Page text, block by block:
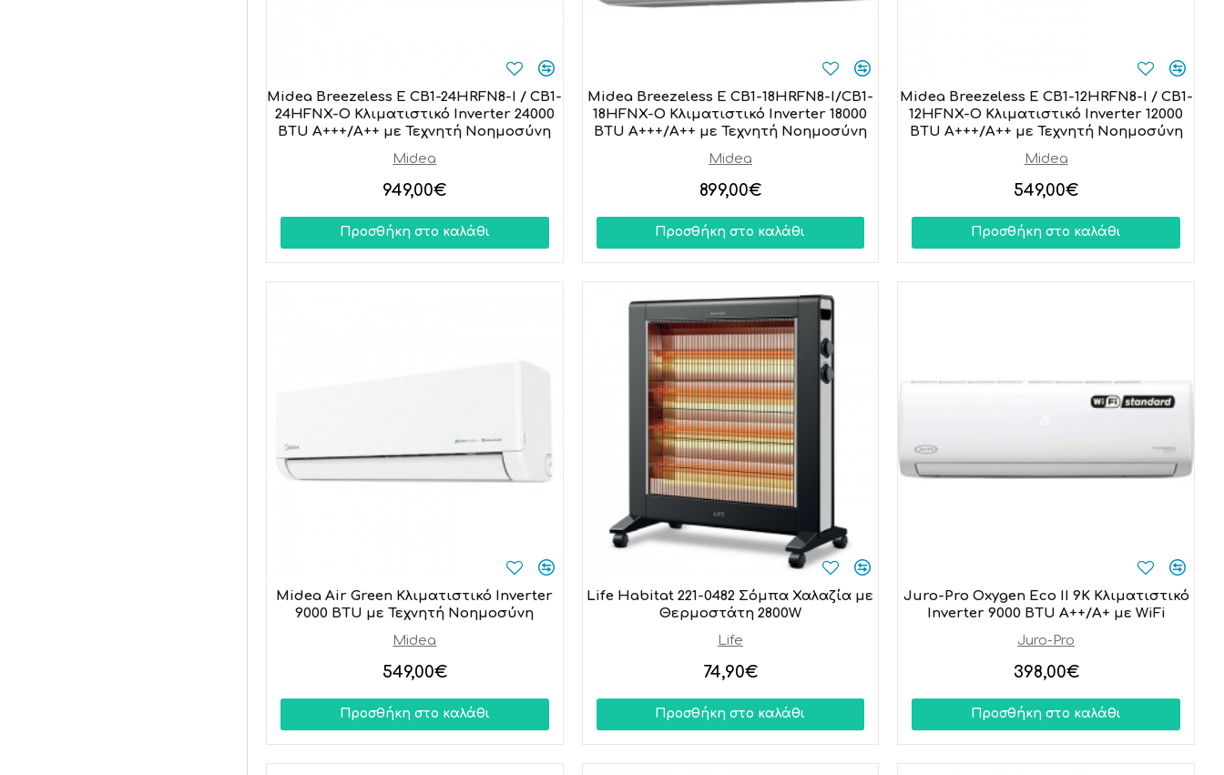
Midea
Midea Breezeless E CB1-24HRFN8-I / CB1-
24HFNX-O Κλιματιστικό Inverter 24000
BTU A+++/A++ με Τεχνητή Νοημοσύνη
949,00€
Προσθήκη στο καλάθι
Midea
Midea Breezeless E CB1-18HRFN8-I/CB1-
18HFNX-O Κλιματιστικό Inverter 18000
BTU A+++/A++ με Τεχνητή Νοημοσύνη
899,00€
Προσθήκη στο καλάθι
Midea
Midea Breezeless E CB1-12HRFN8-I / CB1-
12HFNX-O Κλιματιστικό Inverter 12000
BTU A+++/A++ με Τεχνητή Νοημοσύνη
549,00€
Προσθήκη στο καλάθι
Midea
Midea Air Green Κλιματιστικό Inverter
9000 BTU με Τεχνητή Νοημοσύνη
549,00€
Προσθήκη στο καλάθι
Life
Life Habitat 221-0482 Σόμπα Χαλαζία με
Θερμοστάτη 2800W
74,90€
Προσθήκη στο καλάθι
Juro-Pro
Juro-Pro Oxygen Eco II 9K Κλιματιστικό
Inverter 9000 BTU A++/A+ με WiFi
398,00€
Προσθήκη στο καλάθι